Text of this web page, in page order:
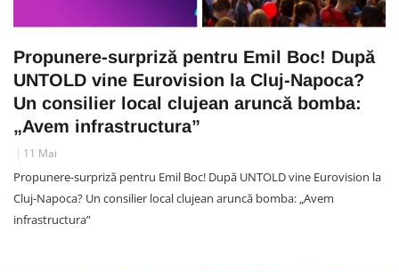
Propunere-surpriză pentru Emil Boc! După
UNTOLD vine Eurovision la Cluj-Napoca?
Un consilier local clujean aruncă bomba:
„Avem infrastructura”
11 Mai
Propunere-surpriză pentru Emil Boc! După UNTOLD vine Eurovision la
Cluj-Napoca? Un consilier local clujean aruncă bomba: „Avem
infrastructura”